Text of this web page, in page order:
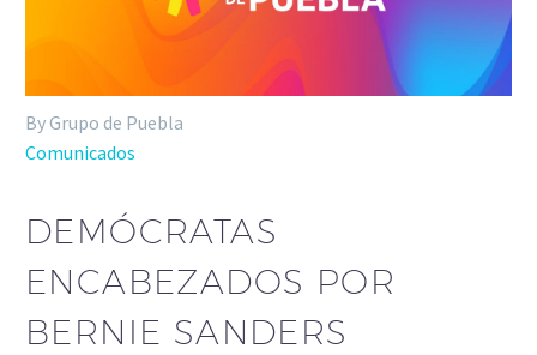
By Grupo de Puebla
Comunicados
DEMÓCRATAS
ENCABEZADOS POR
BERNIE SANDERS